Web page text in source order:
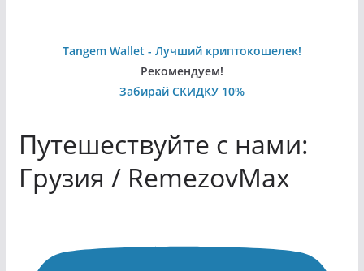
Tangem Wallet - Лучший криптокошелек!
Рекомендуем!
Забирай СКИДКУ 10%
Путешествуйте с нами:
Грузия / RemezovMax